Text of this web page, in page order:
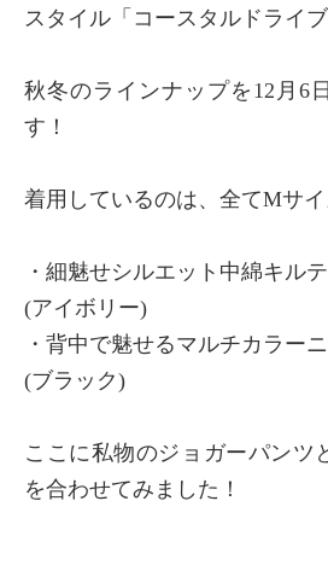
スタイル「コースタルドライ
秋冬のラインナップを12月6
す！
着用しているのは、全てMサイ
・細魅せシルエット中綿キル
(アイボリー)
・背中で魅せるマルチカラー
(ブラック)
ここに私物のジョガーパンツ
を合わせてみました！